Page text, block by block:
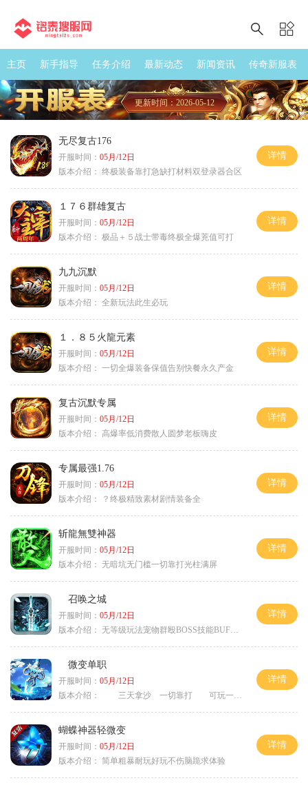
主页 新手指导 任务介绍 最新动态 新闻资讯 传奇新服表
更新时间：2026-05-12
无尽复古176
开服时间： 05月/12日
版本介绍： 终极装备靠打急缺打材料双登录器合区
详情
１７６群雄复古
开服时间： 05月/12日
版本介绍： 极品＋５战士带毒终极全爆茺值可打
详情
九九沉默
开服时间： 05月/12日
版本介绍： 全新玩法此生必玩
详情
１．８５火龍元素
开服时间： 05月/12日
版本介绍： 一切全爆装备保值告别快餐永久产金
详情
复古沉默专属
开服时间： 05月/12日
版本介绍： 高爆率低消费散人圆梦老板嗨皮
详情
专属最强1.76
开服时间： 05月/12日
版本介绍：
？终极精致素材剧情装备全
详情
斩龍無雙神器
开服时间： 05月/12日
版本介绍： 无暗坑无门槛一切靠打光柱满屏
详情
召唤之城
开服时间： 05月/12日
版本介绍： 无等级玩法宠物群殴BOSS技能BUFF铭文B
详情
微变单职
开服时间： 05月/12日
版本介绍：
三天拿沙 一切靠打 可玩一年
详情
蝴蝶神器轻微变
开服时间： 05月/12日
版本介绍： 简单粗暴耐玩好玩不伤脑跪求体验
详情